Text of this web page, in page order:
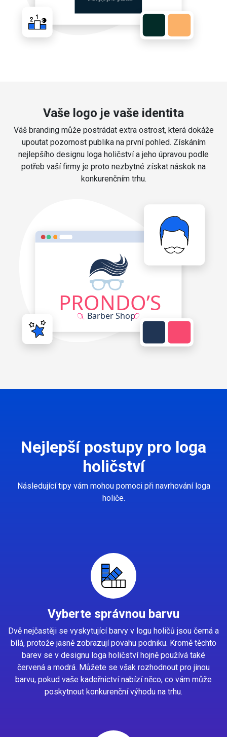
Vaše logo je vaše identita
Váš branding může postrádat extra ostrost, která dokáže
upoutat pozornost publika na první pohled. Získáním
nejlepšího designu loga holičství a jeho úpravou podle
potřeb vaší firmy je proto nezbytné získat náskok na
konkurenčním trhu.
Nejlepší postupy pro loga
holičství
Následující tipy vám mohou pomoci při navrhování loga
holiče.
Vyberte správnou barvu
Dvě nejčastěji se vyskytující barvy v logu holičů jsou černá a
bílá, protože jasně zobrazují povahu podniku. Kromě těchto
barev se v designu loga holičství hojně používá také
červená a modrá. Můžete se však rozhodnout pro jinou
barvu, pokud vaše kadeřnictví nabízí něco, co vám může
poskytnout konkurenční výhodu na trhu.